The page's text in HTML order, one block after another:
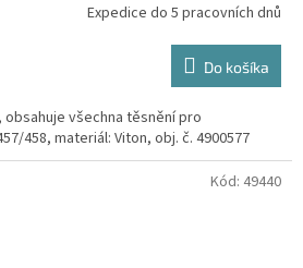
Expedice do 5 pracovních dnů
Do košíka
obsahuje všechna těsnění pro
458, materiál: Viton, obj. č. 4900577
Kód: 49440